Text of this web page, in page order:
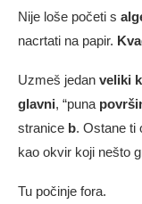
Nije loše početi s
nacrtati na papir.
Uzmeš jedan veliki
glavni, “puna
stranice b. Ostane ti
kao okvir koji nešto
Tu počinje fora.